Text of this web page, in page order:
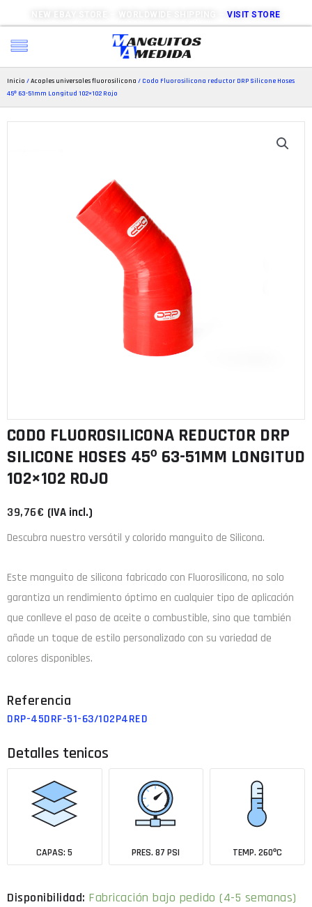
NEW EBAY STORE – WORLDWIDE SHIPPING –VISIT STORE
Inicio /Acoples universales fluorosilicona / Codo Fluorosilicona reductor DRP Silicone Hoses
45º 63-51mm Longitud 102×102 Rojo
CODO FLUOROSILICONA REDUCTOR DRP
SILICONE HOSES 45º 63-51MM LONGITUD
102×102 ROJO
39,76€ (IVA incl.)
Descubra nuestro versátil y colorido manguito de Silicona.
Este manguito de silicona fabricado con Fluorosilicona, no solo
garantiza un rendimiento óptimo en cualquier tipo de aplicación
que conlleve el paso de aceite o combustible, sino que también
añade un toque de estilo personalizado con su variedad de
colores disponibles.
DRP-45DRF-51-63/102P4RED
Detalles tenicos
CAPAS: 5 PRES. 87 PSI TEMP. 260ºC
Fabricación bajo pedido (4-5 semanas)